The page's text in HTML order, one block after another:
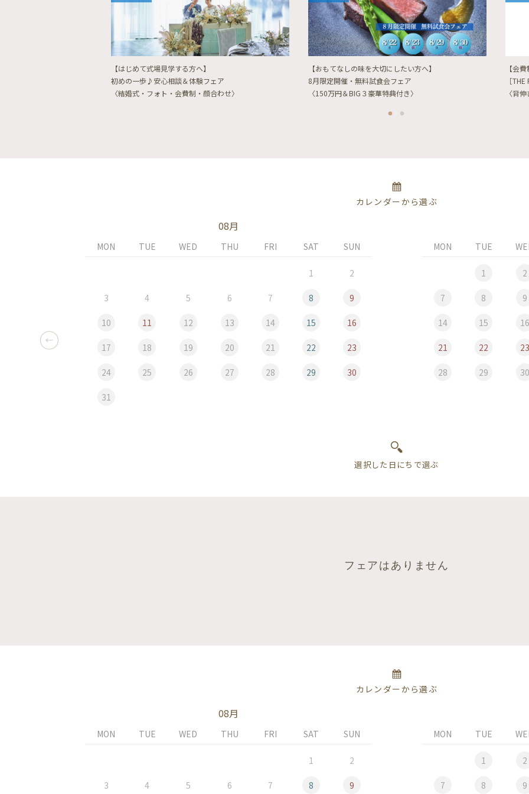
【はじめて式場見学する方へ】
初めの一歩♪安心相談＆体験フェア
〈結婚式・フォト・会費制・顔合わせ〉
【おもてなしの味を大切にしたい方へ】
8月限定開催・無料試食会フェア
〈150万円＆BIG３豪華特典付き〉
【会
［
〈背
カレンダーから選ぶ
08月
MON TUE WED THU FRI SAT SUN
1 2
3 4 5 6 7 8 9
10 11 12 13 14 15 16
17 18 19 20 21 22 23
24 25 26 27 28 29 30
31
MON TUE
1 2
7 8 9
14 15 16
21 22 23
28 29 30
フェアはありません
カレンダーから選ぶ
08月
MON TUE WED THU FRI SAT SUN
1 2
3 4 5 6 7 8 9
MON TUE
1 2
7 8 9